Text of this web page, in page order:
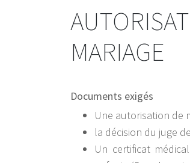
MARIAGE
Documents exigés
Une autorisation de
la décision du juge
Un certificat